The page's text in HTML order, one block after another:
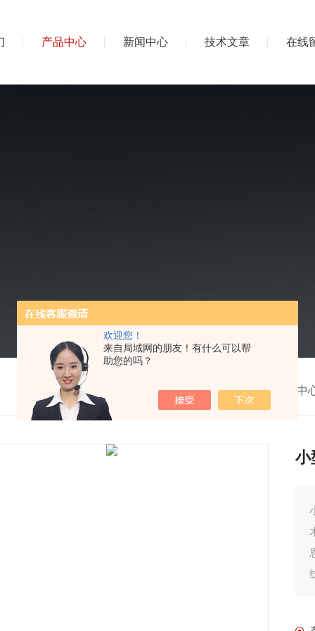
欢迎您！
来自局域网的朋友！有什么可以帮
助您的吗？
产品中心 新闻中心 技术文章 在线
我的位置：首页> 产品中
小